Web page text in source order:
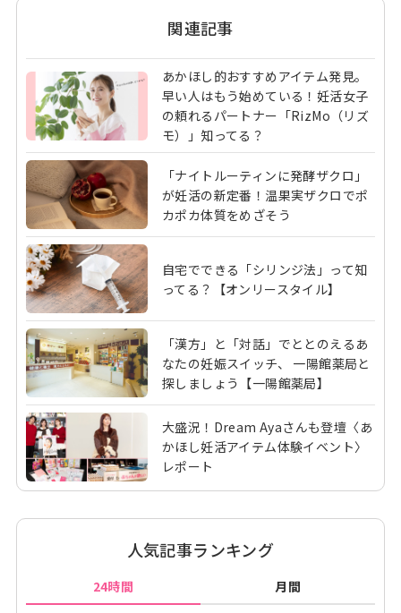
関連記事
あかほし的おすすめアイテム発見。
早い人はもう始めている！妊活女子
の頼れるパートナー「RizMo（リズ
モ）」知ってる？
「ナイトルーティンに発酵ザクロ」
が妊活の新定番！温果実ザクロでポ
カポカ体質をめざそう
自宅でできる「シリンジ法」って知
ってる？【オンリースタイル】
「漢方」と「対話」でととのえるあ
なたの妊娠スイッチ、 一陽館薬局と
探しましょう【一陽館薬局】
大盛況！Dream Ayaさんも登壇〈あ
かほし妊活アイテム体験イベント〉
レポート
人気記事ランキング
24時間 月間